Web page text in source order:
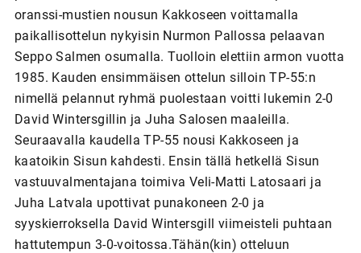
oranssi-mustien nousun Kakkoseen voittamalla
paikallisottelun nykyisin Nurmon Pallossa pelaavan
Seppo Salmen osumalla. Tuolloin elettiin armon vuotta
1985. Kauden ensimmäisen ottelun silloin TP-55:n
nimellä pelannut ryhmä puolestaan voitti lukemin 2-0
David Wintersgillin ja Juha Salosen maaleilla.
Seuraavalla kaudella TP-55 nousi Kakkoseen ja
kaatoikin Sisun kahdesti. Ensin tällä hetkellä Sisun
vastuuvalmentajana toimiva Veli-Matti Latosaari ja
Juha Latvala upottivat punakoneen 2-0 ja
syyskierroksella David Wintersgill viimeisteli puhtaan
hattutempun 3-0-voitossa.Tähän(kin) otteluun